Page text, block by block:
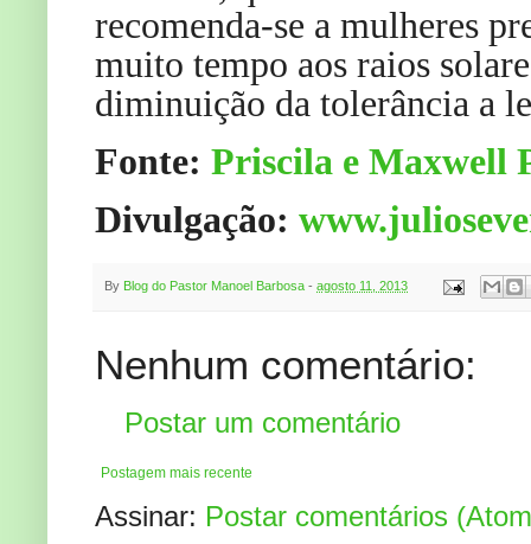
recomenda-se a mulheres
muito tempo aos raios
diminuição da tolerância a
Fonte: Priscila e Maxwell
Divulgação:
By Blog do Pastor Manoel Barbosa - agosto 11, 2013
Nenhum comentário:
Postar um comentário
Postagem mais recente
Assinar: Postar comentários